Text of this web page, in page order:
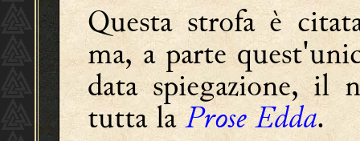
Questa strofa è
ma, a parte
data spiegazione, il
tutta laProse Edda.